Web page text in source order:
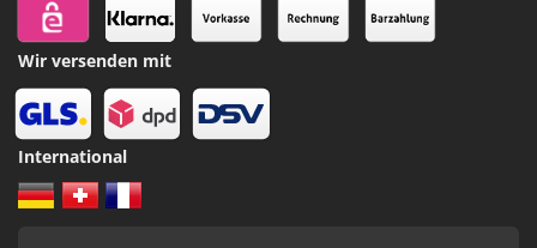
Wir versenden mit
International